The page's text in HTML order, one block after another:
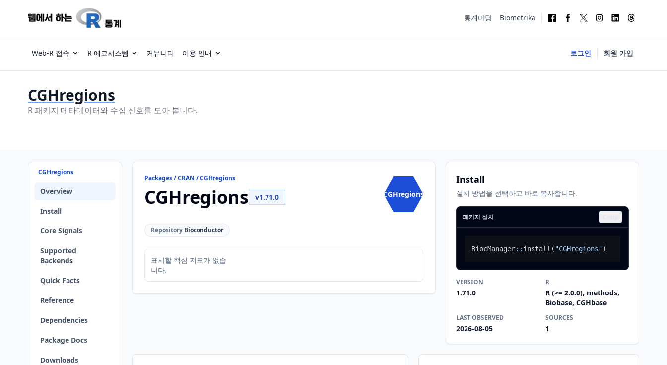
통계마당 Biometrika
Web-R 접속 R 에코시스템 커뮤니티 이용 안내 로그인 회원 가입
CGHregions
R 패키지 메타데이터와 수집 신호를 모아 봅니다.
CGHregions
Overview
Install
Core Signals
Supported
Backends
Quick Facts
Reference
Dependencies
Package Docs
Downloads
Packages / CRAN / CGHregions
CGHregions v1.71.0 CGHregions
Repository Bioconductor
표시할 핵심 지표가 없습
니다.
Install
설치 방법을 선택하고 바로 복사합니다.
패키지 설치
BiocManager:: install ( "CGHregions")
VERSION
1.71.0
R
R (>= 2.0.0), methods,
Biobase, CGHbase
LAST OBSERVED
2026-08-05
SOURCES
1